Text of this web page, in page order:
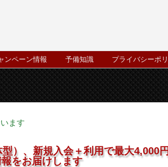
ンペーン情報 予備知識 プライバシーポ
ます
）、新規入会＋利用で最大4,000
をお届けします